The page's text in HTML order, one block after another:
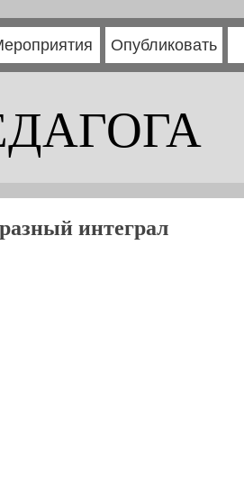
Опубликовать
интеграл